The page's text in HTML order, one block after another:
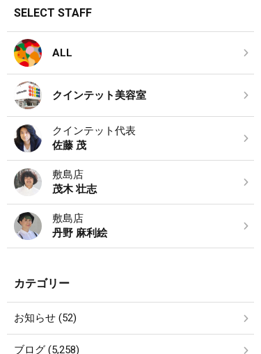
SELECT STAFF
ALL
クインテット美容室
クインテット代表
佐藤 茂
敷島店
茂木 壮志
敷島店
丹野 麻利絵
カテゴリー
お知らせ (52)
ブログ (5,258)